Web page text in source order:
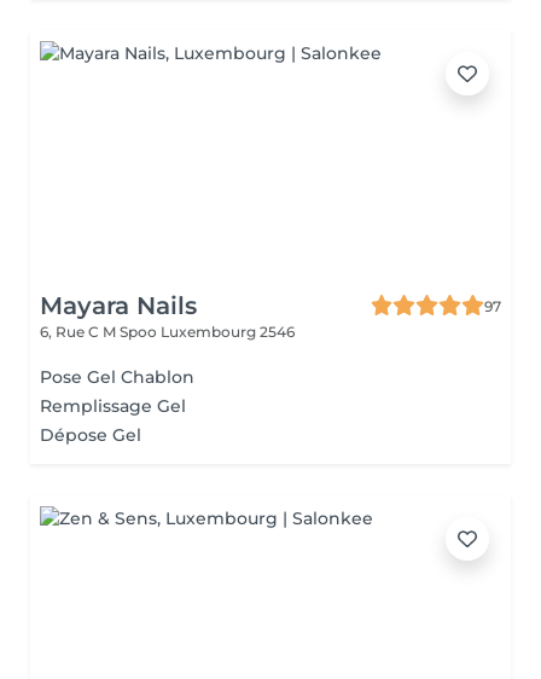
Mayara Nails
97
6, Rue C M Spoo Luxembourg 2546
Pose Gel Chablon
Remplissage Gel
Dépose Gel